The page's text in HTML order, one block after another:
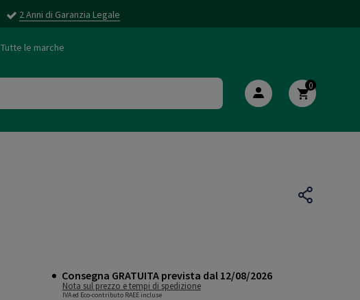
2 Anni di Garanzia Legale
Tutte le marche
0
Consegna GRATUITA prevista dal 12/08/2026
Nota sul prezzo e tempi di spedizione
IVA ed Eco-contributo RAEE incluse